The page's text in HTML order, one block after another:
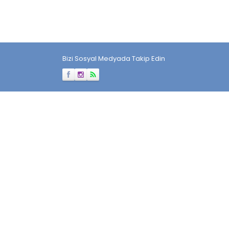
Bizi Sosyal Medyada Takip Edin